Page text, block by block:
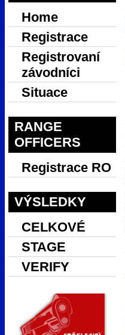
Home
Registrace
Registrovaní
závodníci
Situace
RANGE
OFFICERS
Registrace RO
VÝSLEDKY
CELKOVÉ
STAGE
VERIFY